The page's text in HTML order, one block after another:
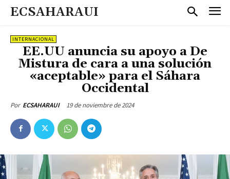
ECSAHARAUI
INTERNACIONAL
EE.UU anuncia su apoyo a De
Mistura de cara a una solución
«aceptable» para el Sáhara
Occidental
Por ECSAHARAUI 19 de noviembre de 2024